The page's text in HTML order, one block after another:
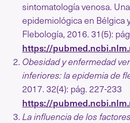
sintomatología venosa.
epidemiológica en Bélgica
Flebología, 2016. 31(5):
https://
Obesidad y enfermedad
inferiores: la epidemia de
2017. 32(4): pág. 227-233
https://
La influencia de los